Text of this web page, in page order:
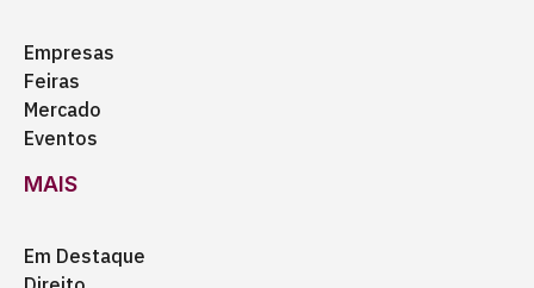
Empresas
Feiras
Mercado
Eventos
MAIS
Em Destaque